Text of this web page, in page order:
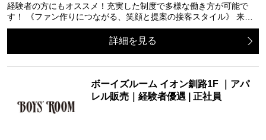
経験者の方にもオススメ！充実した制度で多様な働き方が可能で
す！ 《ファン作りにつながる、笑顔と提案の接客スタイル》 来…
詳細を見る
ボーイズルーム イオン釧路1F ｜アパ
レル販売｜経験者優遇 | 正社員